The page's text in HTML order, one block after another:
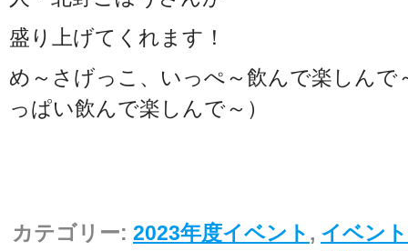
盛り上げてくれます！
め～さげっこ、いっぺ～飲んで楽しんで
っぱい飲んで楽しんで～）
カテゴリー: 2023年度イベント , イベント